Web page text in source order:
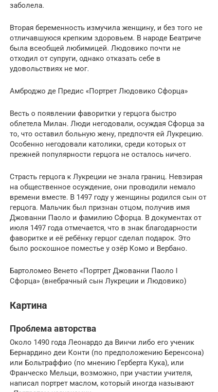
заболела.
Вторая беременность измучила женщину, и без того не
отличавшуюся крепким здоровьем. В народе Беатриче
была всеобщей любимицей. Людовико почти не
отходил от супруги, однако отказать себе в
удовольствиях не мог.
Амброджо де Предис «Портрет Людовико Сфорца»
Весть о появлении фаворитки у герцога быстро
облетела Милан. Люди негодовали, осуждая Сфорца за
то, что оставил больную жену, предпочтя ей Лукрецию.
Особенно негодовали католики, среди которых от
прежней популярности герцога не осталось ничего.
Страсть герцога к Лукреции не знала границ. Невзирая
на общественное осуждение, они проводили немало
времени вместе. В 1497 году у женщины родился сын от
герцога. Мальчик был признан отцом, получив имя
Джованни Паоло и фамилию Сфорца. В документах от
июля 1497 года отмечается, что в знак благодарности
фаворитке и её ребёнку герцог сделал подарок. Это
было роскошное поместье у озёр Комо и Вербано.
Бартоломео Венето «Портрет Джованни Паоло I
Сфорца» (внебрачный сын Лукреции и Людовико)
Картина
Проблема авторства
Около 1490 года Леонардо да Винчи либо его ученик
Бернардино деи Конти (по предположению Беренсона)
или Больтраффио (по мнению Герберта Кука), или
Франческо Мельци, возможно, при участии учителя,
написал портрет маслом, который иногда называют